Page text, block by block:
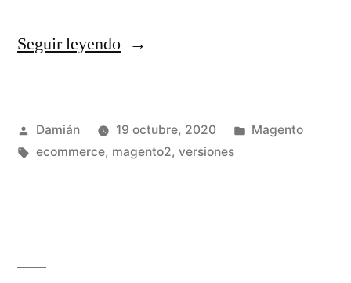
Seguir leyendo«Magento
Publicado
por
Damián 19 octubre, 2020
Publicado
Magento
Etiquetas:
ecommerce, magento2, versiones